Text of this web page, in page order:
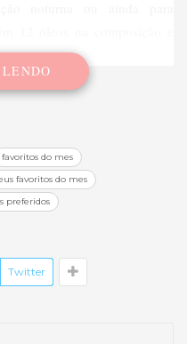
favoritos do mes
favoritos do mes
preferidos
Twitter